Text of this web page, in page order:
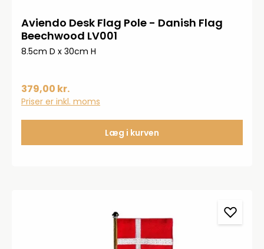
Aviendo Desk Flag Pole - Danish Flag
Beechwood LV001
8.5cm D x 30cm H
379,00 kr.
Priser er inkl. moms
Læg i kurven